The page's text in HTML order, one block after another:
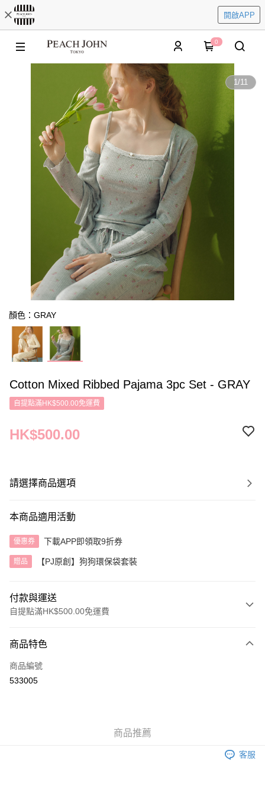
開啟APP
0
1/11
顏色：GRAY
Cotton Mixed Ribbed Pajama 3pc Set - GRAY
自提點滿HK$500.00免運費
HK$500.00
請選擇商品選項
本商品適用活動
優惠券 下載APP即領取9折券
贈品 【PJ原創】狗狗環保袋套裝
付款與運送
自提點滿HK$500.00免運費
信用卡
AlipayHK
每筆HK$40.00，滿HK$500.00或以上免運費
商品特色
商品編號
533005
商品推薦
客服